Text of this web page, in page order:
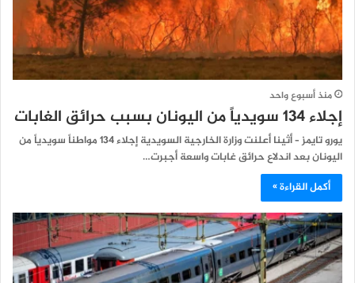
منذ أسبوع واحد
إجلاء 134 سويدياً من اليونان بسبب حرائق الغابات
يورو تايمز – أثينا أعلنت وزارة الخارجية السويدية إجلاء 134 مواطناً سويدياً من
اليونان بعد اندلاع حرائق غابات واسعة أجبرت…
أكمل القراءة »